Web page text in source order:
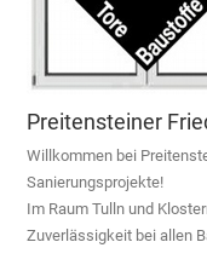
Preitensteiner
Willkommen bei
Sanierungsprojekte!
Im Raum Tulln und
Zuverlässigkeit bei allen